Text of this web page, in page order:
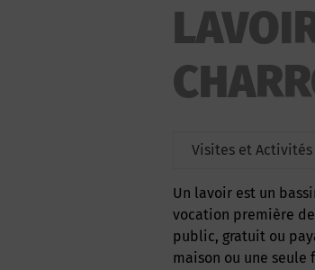
Visites et Activités
Un lavoir est un bassin alimenté en eau généralement d’origine naturelle qui a pour
vocation première
public, gratuit ou
maison ou une